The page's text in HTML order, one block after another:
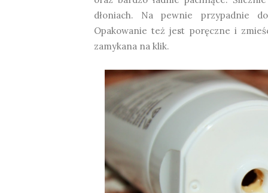
dłoniach. Na pewnie przypadnie
Opakowanie też jest poręczne i
zamykana na klik.